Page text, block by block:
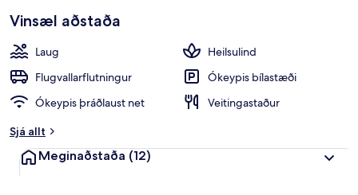
uppáhaldi
hjá
gestum
p
p
e
n
n
Vinsæl aðstaða
Laug
Heilsulind
Flugvallarflutningur
Ókeypis bílastæði
Ókeypis þráðlaust net
Veitingastaður
Sjá allt
Meginaðstaða (12)